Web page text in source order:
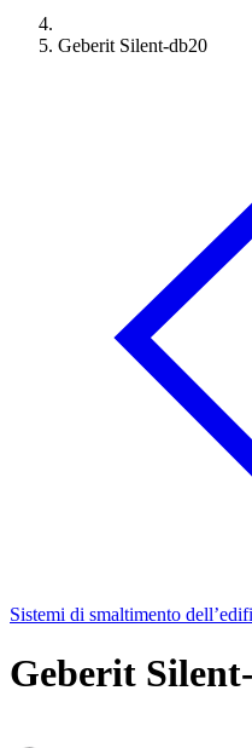
Geberit Silent-db20
Sistemi di smaltimento
Geberit